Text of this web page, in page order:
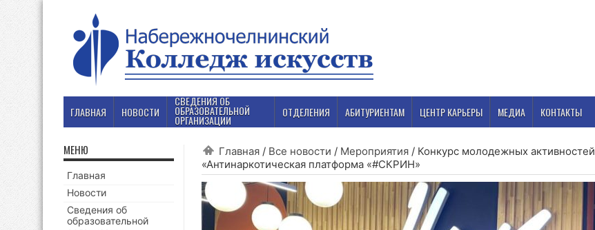
ГЛАВНАЯ НОВОСТИ
СВЕДЕНИЯ ОБ
ОБРАЗОВАТЕЛЬНОЙ
ОРГАНИЗАЦИИ
ОТДЕЛЕНИЯ АБИТУРИЕНТАМ ЦЕНТР КАРЬЕРЫ МЕДИА КОНТАКТЫ
Главная / Все новости / Мероприятия / Конкурс молодежных активностей
«Антинаркотическая платформа «#СКРИН»
МЕНЮ
Главная
Новости
Сведения об
образовательной